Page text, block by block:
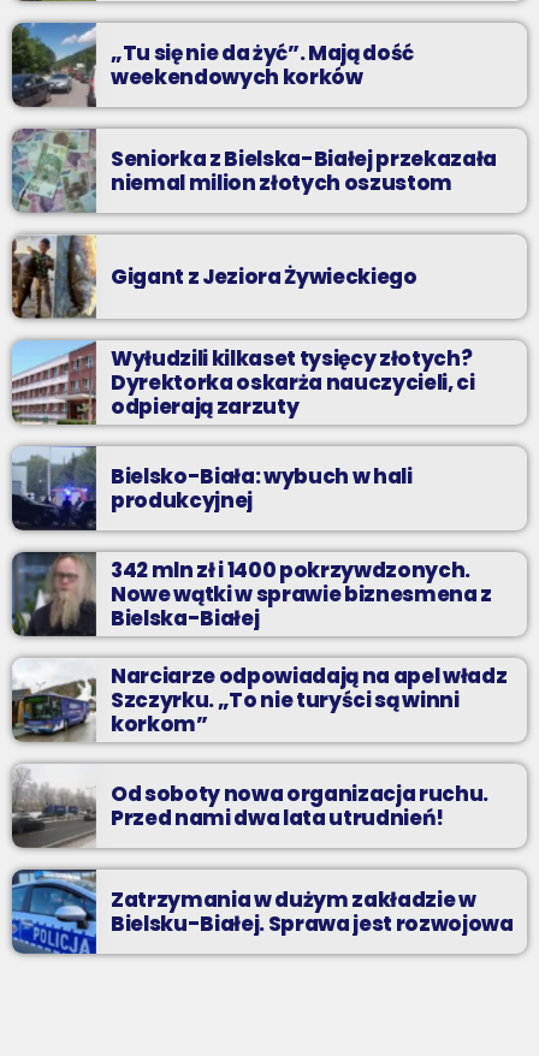
praca”
„Tu się nie da żyć”. Mają dość
weekendowych korków
Seniorka z Bielska-Białej przekazała
niemal milion złotych oszustom
Gigant z Jeziora Żywieckiego
Wyłudzili kilkaset tysięcy złotych?
Dyrektorka oskarża nauczycieli, ci
odpierają zarzuty
Bielsko-Biała: wybuch w hali
produkcyjnej
342 mln zł i 1400 pokrzywdzonych.
Nowe wątki w sprawie biznesmena z
Bielska-Białej
Narciarze odpowiadają na apel władz
Szczyrku. „To nie turyści są winni
korkom”
Od soboty nowa organizacja ruchu.
Przed nami dwa lata utrudnień!
Zatrzymania w dużym zakładzie w
Bielsku-Białej. Sprawa jest rozwojowa